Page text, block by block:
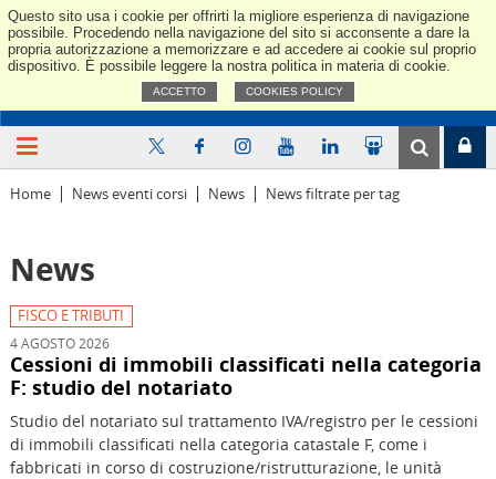
Questo sito usa i cookie per offrirti la migliore esperienza di navigazione
possibile. Procedendo nella navigazione del sito si acconsente a dare la
propria autorizzazione a memorizzare e ad accedere ai cookie sul proprio
dispositivo. È possibile leggere la nostra politica in materia di cookie.
ACCETTO COOKIES POLICY
Home News eventi corsi News News filtrate per tag
News
FISCO E TRIBUTI
4 AGOSTO 2026
Cessioni di immobili classificati nella categoria
F: studio del notariato
Studio del notariato sul trattamento IVA/registro per le cessioni
di immobili classificati nella categoria catastale F, come i
fabbricati in corso di costruzione/ristrutturazione, le unità